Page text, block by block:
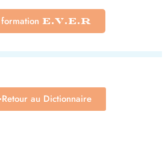
E.V.E.R
Retour au Dictionnaire